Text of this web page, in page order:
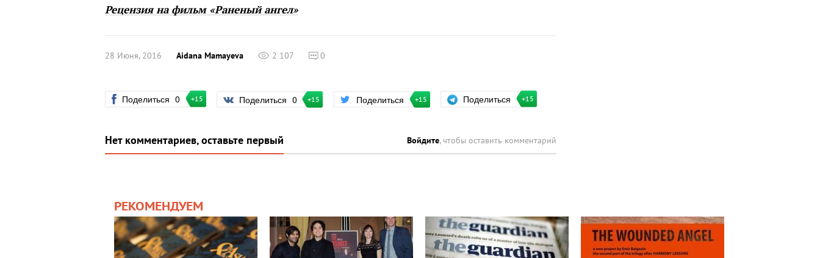
Рецензия на фильм «Раненый ангел»
28 Июня, 2016 Aidana Mamayeva 2 107 0
Поделиться 0 +15 Поделиться 0 +15 Поделиться +15 Поделиться +15
Нет комментариев, оставьте первый Войдите, чтобы оставить комментарий
РЕКОМЕНДУЕМ